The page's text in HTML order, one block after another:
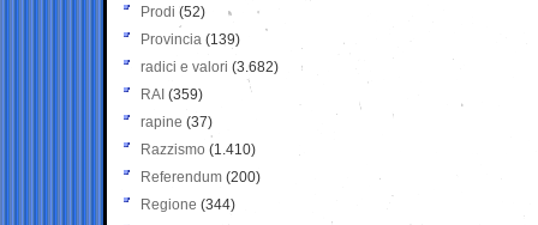
Prodi (52)
Provincia (139)
radici e valori (3.682)
RAI (359)
rapine (37)
Razzismo (1.410)
Referendum (200)
Regione (344)